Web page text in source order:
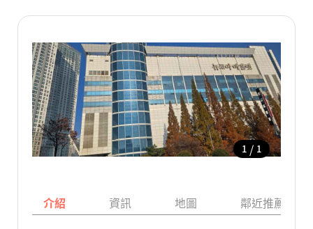
1 / 1
介紹 資訊 地圖 鄰近推薦景點